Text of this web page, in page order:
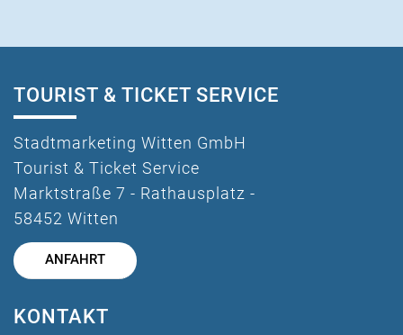
TOURIST & TICKET SERVICE
Stadtmarketing Witten GmbH
Tourist & Ticket Service
Marktstraße 7 - Rathausplatz -
58452 Witten
ANFAHRT
KONTAKT